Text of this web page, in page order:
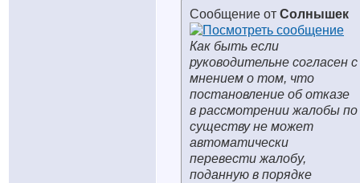
Сообщение от Солнышек
Как быть если
руководительне согласен с
мнением о том, что
постановление об отказе
в рассмотрении жалобы по
существу не может
автоматически
перевести жалобу,
поданную в порядке